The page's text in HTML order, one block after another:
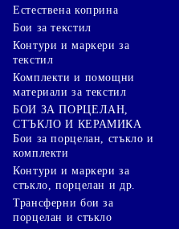
Естествена коприна
Бои за текстил
Контури и маркери за
текстил
Комплекти и помощни
материали за текстил
БОИ ЗА ПОРЦЕЛАН,
СТЪКЛО И КЕРАМИКА
Бои за порцелан, стъкло и
комплекти
Контури и маркери за
стъкло, порцелан и др.
Трансферни бои за
порцелан и стъкло